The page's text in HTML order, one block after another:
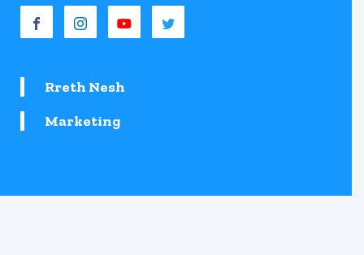
Rreth Nesh
Marketing